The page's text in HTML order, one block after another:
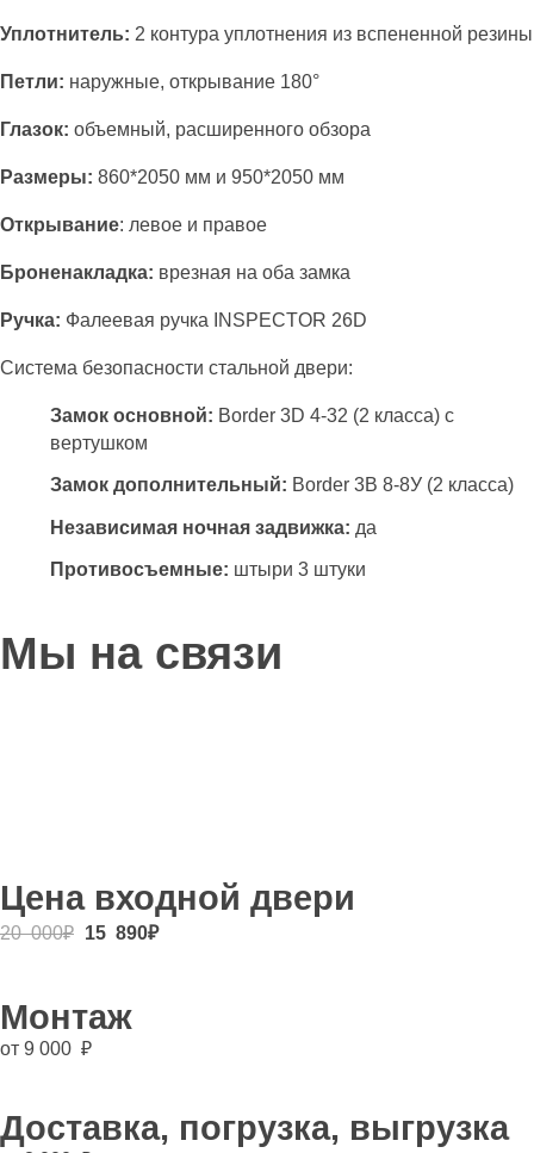
Уплотнитель: 2 контура уплотнения из вспененной резины
Петли: наружные, открывание 180°
Глазок: объемный, расширенного обзора
Размеры: 860*2050 мм и 950*2050 мм
Открывание: левое и правое
Броненакладка: врезная на оба замка
Ручка: Фалеевая ручка INSPECTOR 26D
Система безопасности стальной двери:
Замок основной: Border 3D 4-32 (2 класса) с
вертушком
Замок дополнительный: Border 3В 8-8У (2 класса)
Независимая ночная задвижка: да
Противосъемные: штыри 3 штуки
Мы на связи
Цена входной двери
20 000₽ 15 890₽
Монтаж
от 9 000 ₽
Доставка, погрузка, выгрузка